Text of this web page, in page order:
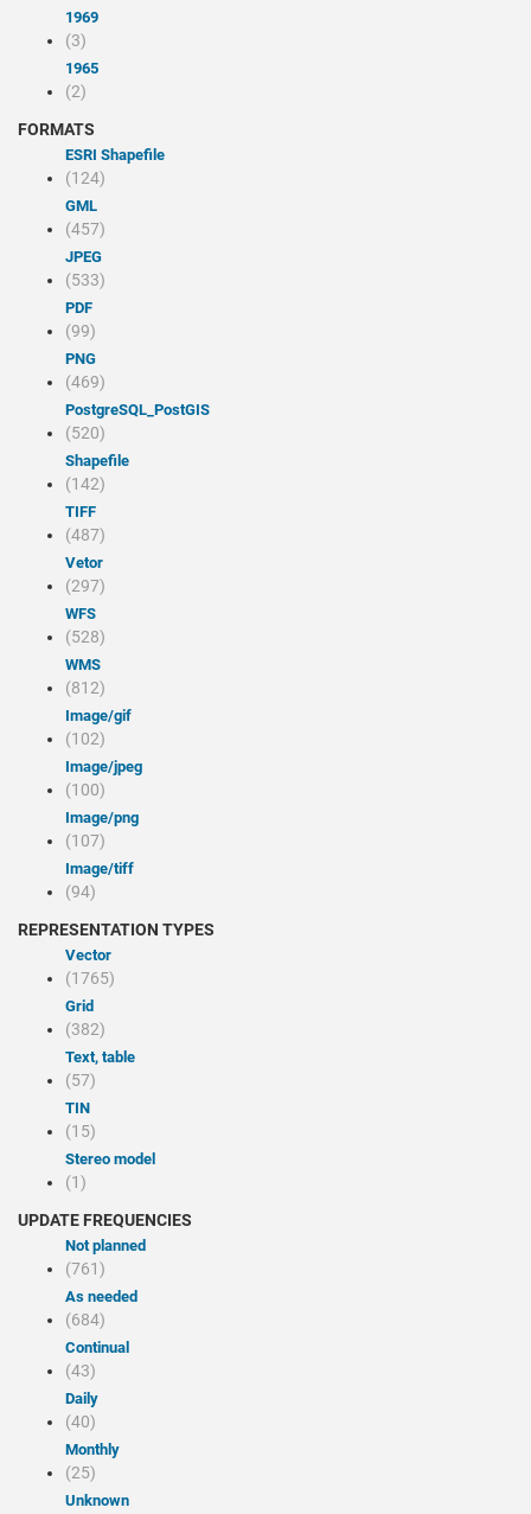
1969
(3)
1965
(2)
FORMATS
ESRI Shapefile
(124)
GML
(457)
JPEG
(533)
PDF
(99)
PNG
(469)
PostgreSQL_PostGIS
(520)
Shapefile
(142)
TIFF
(487)
Vetor
(297)
WFS
(528)
WMS
(812)
image/gif
(102)
image/jpeg
(100)
image/png
(107)
image/tiff
(94)
REPRESENTATION TYPES
Vector
(1765)
Grid
(382)
Text, table
(57)
TIN
(15)
Stereo model
(1)
UPDATE FREQUENCIES
Not planned
(761)
As needed
(684)
Continual
(43)
Daily
(40)
Monthly
(25)
Unknown